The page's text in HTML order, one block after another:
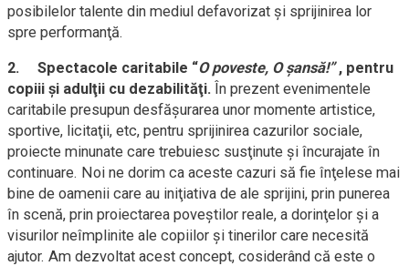
posibilelor talente din mediul defavorizat şi sprijinirea lor
spre performanţă.
2. Spectacole caritabile “O poveste, O şansă!”, pentru
copiii şi adulţii cu dezabilităţi. În prezent evenimentele
caritabile presupun desfăşurarea unor momente artistice,
sportive, licitaţii, etc, pentru sprijinirea cazurilor sociale,
proiecte minunate care trebuiesc susţinute şi încurajate în
continuare. Noi ne dorim ca aceste cazuri să fie înţelese mai
bine de oamenii care au iniţiativa de ale sprijini, prin punerea
în scenă, prin proiectarea poveştilor reale, a dorinţelor şi a
visurilor neîmplinite ale copiilor şi tinerilor care necesită
ajutor. Am dezvoltat acest concept, cosiderând că este o